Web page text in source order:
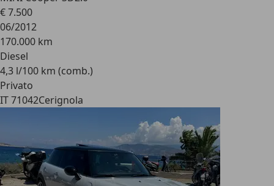
€ 7.500
06/2012
170.000 km
Diesel
4,3 l/100 km (comb.)
Privato
IT 71042Cerignola